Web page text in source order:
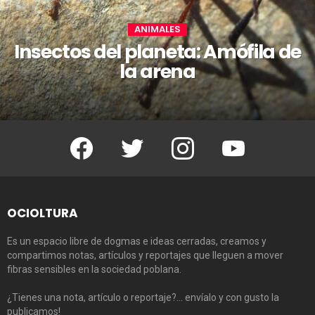
ANIMALES
Insectos del planeta: Amófila de
la arena
Facebook Twitter Instagram Youtube
OCIOLTURA
Es un espacio libre de dogmas e ideas cerradas, creamos y
compartimos notas, artículos y reportajes que lleguen a mover
fibras sensibles en la sociedad poblana.
¿Tienes una nota, artículo o reportaje?… envíalo y con gusto la
publicamos!